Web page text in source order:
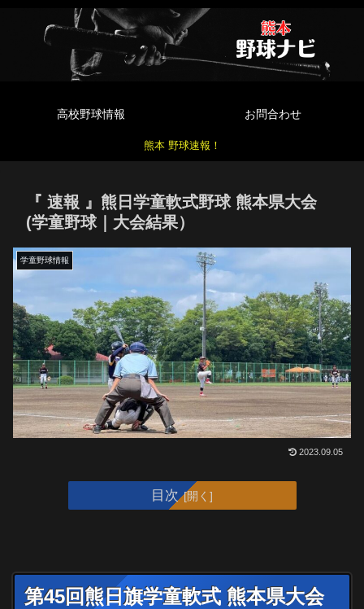
高校野球情報 お問合わせ
熊本 野球速報！
『 速報 』熊日学童軟式野球 熊本県大会
(学童野球｜大会結果）
学童野球情報
2023.09.05
目次
第45回熊日旗学童軟式 熊本県大会